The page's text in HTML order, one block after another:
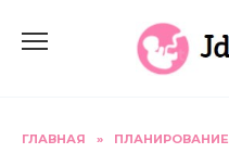
ГЛАВНАЯ » ПЛАНИРОВАНИЕ